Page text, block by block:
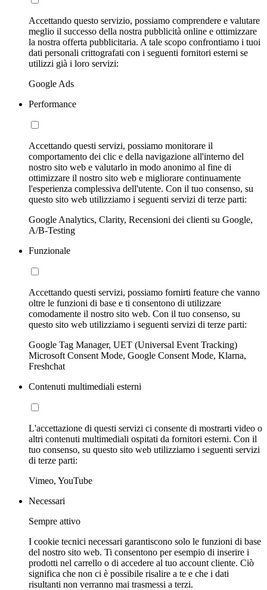
Accettando questo servizio, possiamo comprendere e valutare
meglio il successo della nostra pubblicità online e ottimizzare
la nostra offerta pubblicitaria. A tale scopo confrontiamo i tuoi
dati personali crittografati con i seguenti fornitori esterni se
utilizzi già i loro servizi:
Google Ads
Performance
Accettando questi servizi, possiamo monitorare il
comportamento dei clic e della navigazione all'interno del
nostro sito web e valutarlo in modo anonimo al fine di
ottimizzare il nostro sito web e migliorare continuamente
l'esperienza complessiva dell'utente. Con il tuo consenso, su
questo sito web utilizziamo i seguenti servizi di terze parti:
Google Analytics, Clarity, Recensioni dei clienti su Google,
A/B-Testing
Funzionale
Accettando questi servizi, possiamo fornirti feature che vanno
oltre le funzioni di base e ti consentono di utilizzare
comodamente il nostro sito web. Con il tuo consenso, su
questo sito web utilizziamo i seguenti servizi di terze parti:
Google Tag Manager, UET (Universal Event Tracking)
Microsoft Consent Mode, Google Consent Mode, Klarna,
Freshchat
Contenuti multimediali esterni
L'accettazione di questi servizi ci consente di mostrarti video o
altri contenuti multimediali ospitati da fornitori esterni. Con il
tuo consenso, su questo sito web utilizziamo i seguenti servizi
di terze parti:
Vimeo, YouTube
Necessari
Sempre attivo
I cookie tecnici necessari garantiscono solo le funzioni di base
del nostro sito web. Ti consentono per esempio di inserire i
prodotti nel carrello o di accedere al tuo account cliente. Ciò
significa che non ci è possibile risalire a te e che i dati
risultanti non verranno mai trasmessi a terzi.